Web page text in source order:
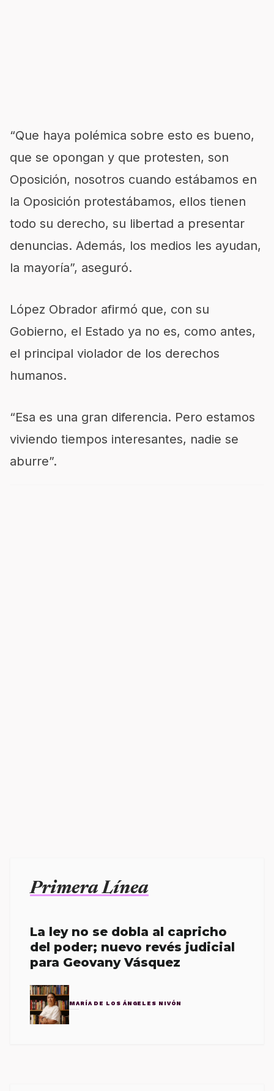
“Que haya polémica sobre esto es bueno,
que se opongan y que protesten, son
Oposición, nosotros cuando estábamos en
la Oposición protestábamos, ellos tienen
todo su derecho, su libertad a presentar
denuncias. Además, los medios les ayudan,
la mayoría”, aseguró.
López Obrador afirmó que, con su
Gobierno, el Estado ya no es, como antes,
el principal violador de los derechos
humanos.
“Esa es una gran diferencia. Pero estamos
viviendo tiempos interesantes, nadie se
aburre”.
Primera Línea
La ley no se dobla al capricho
del poder; nuevo revés judicial
para Geovany Vásquez
MARÍA DE LOS ÁNGELES NIVÓN